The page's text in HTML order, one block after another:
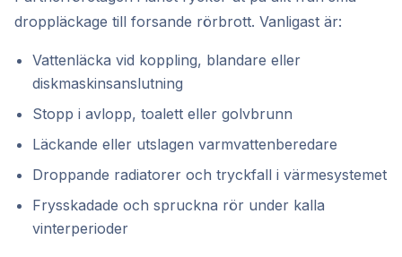
droppläckage till forsande rörbrott. Vanligast är:
Vattenläcka vid koppling, blandare eller
diskmaskinsanslutning
Stopp i avlopp, toalett eller golvbrunn
Läckande eller utslagen varmvattenberedare
Droppande radiatorer och tryckfall i värmesystemet
Frysskadade och spruckna rör under kalla
vinterperioder